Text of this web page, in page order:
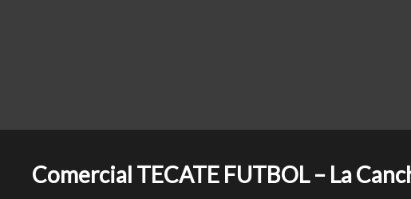
Comercial TECATE FUTBOL – La